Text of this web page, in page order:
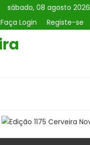
sábado, 08 agosto 2026
Faça Login
Registe-se